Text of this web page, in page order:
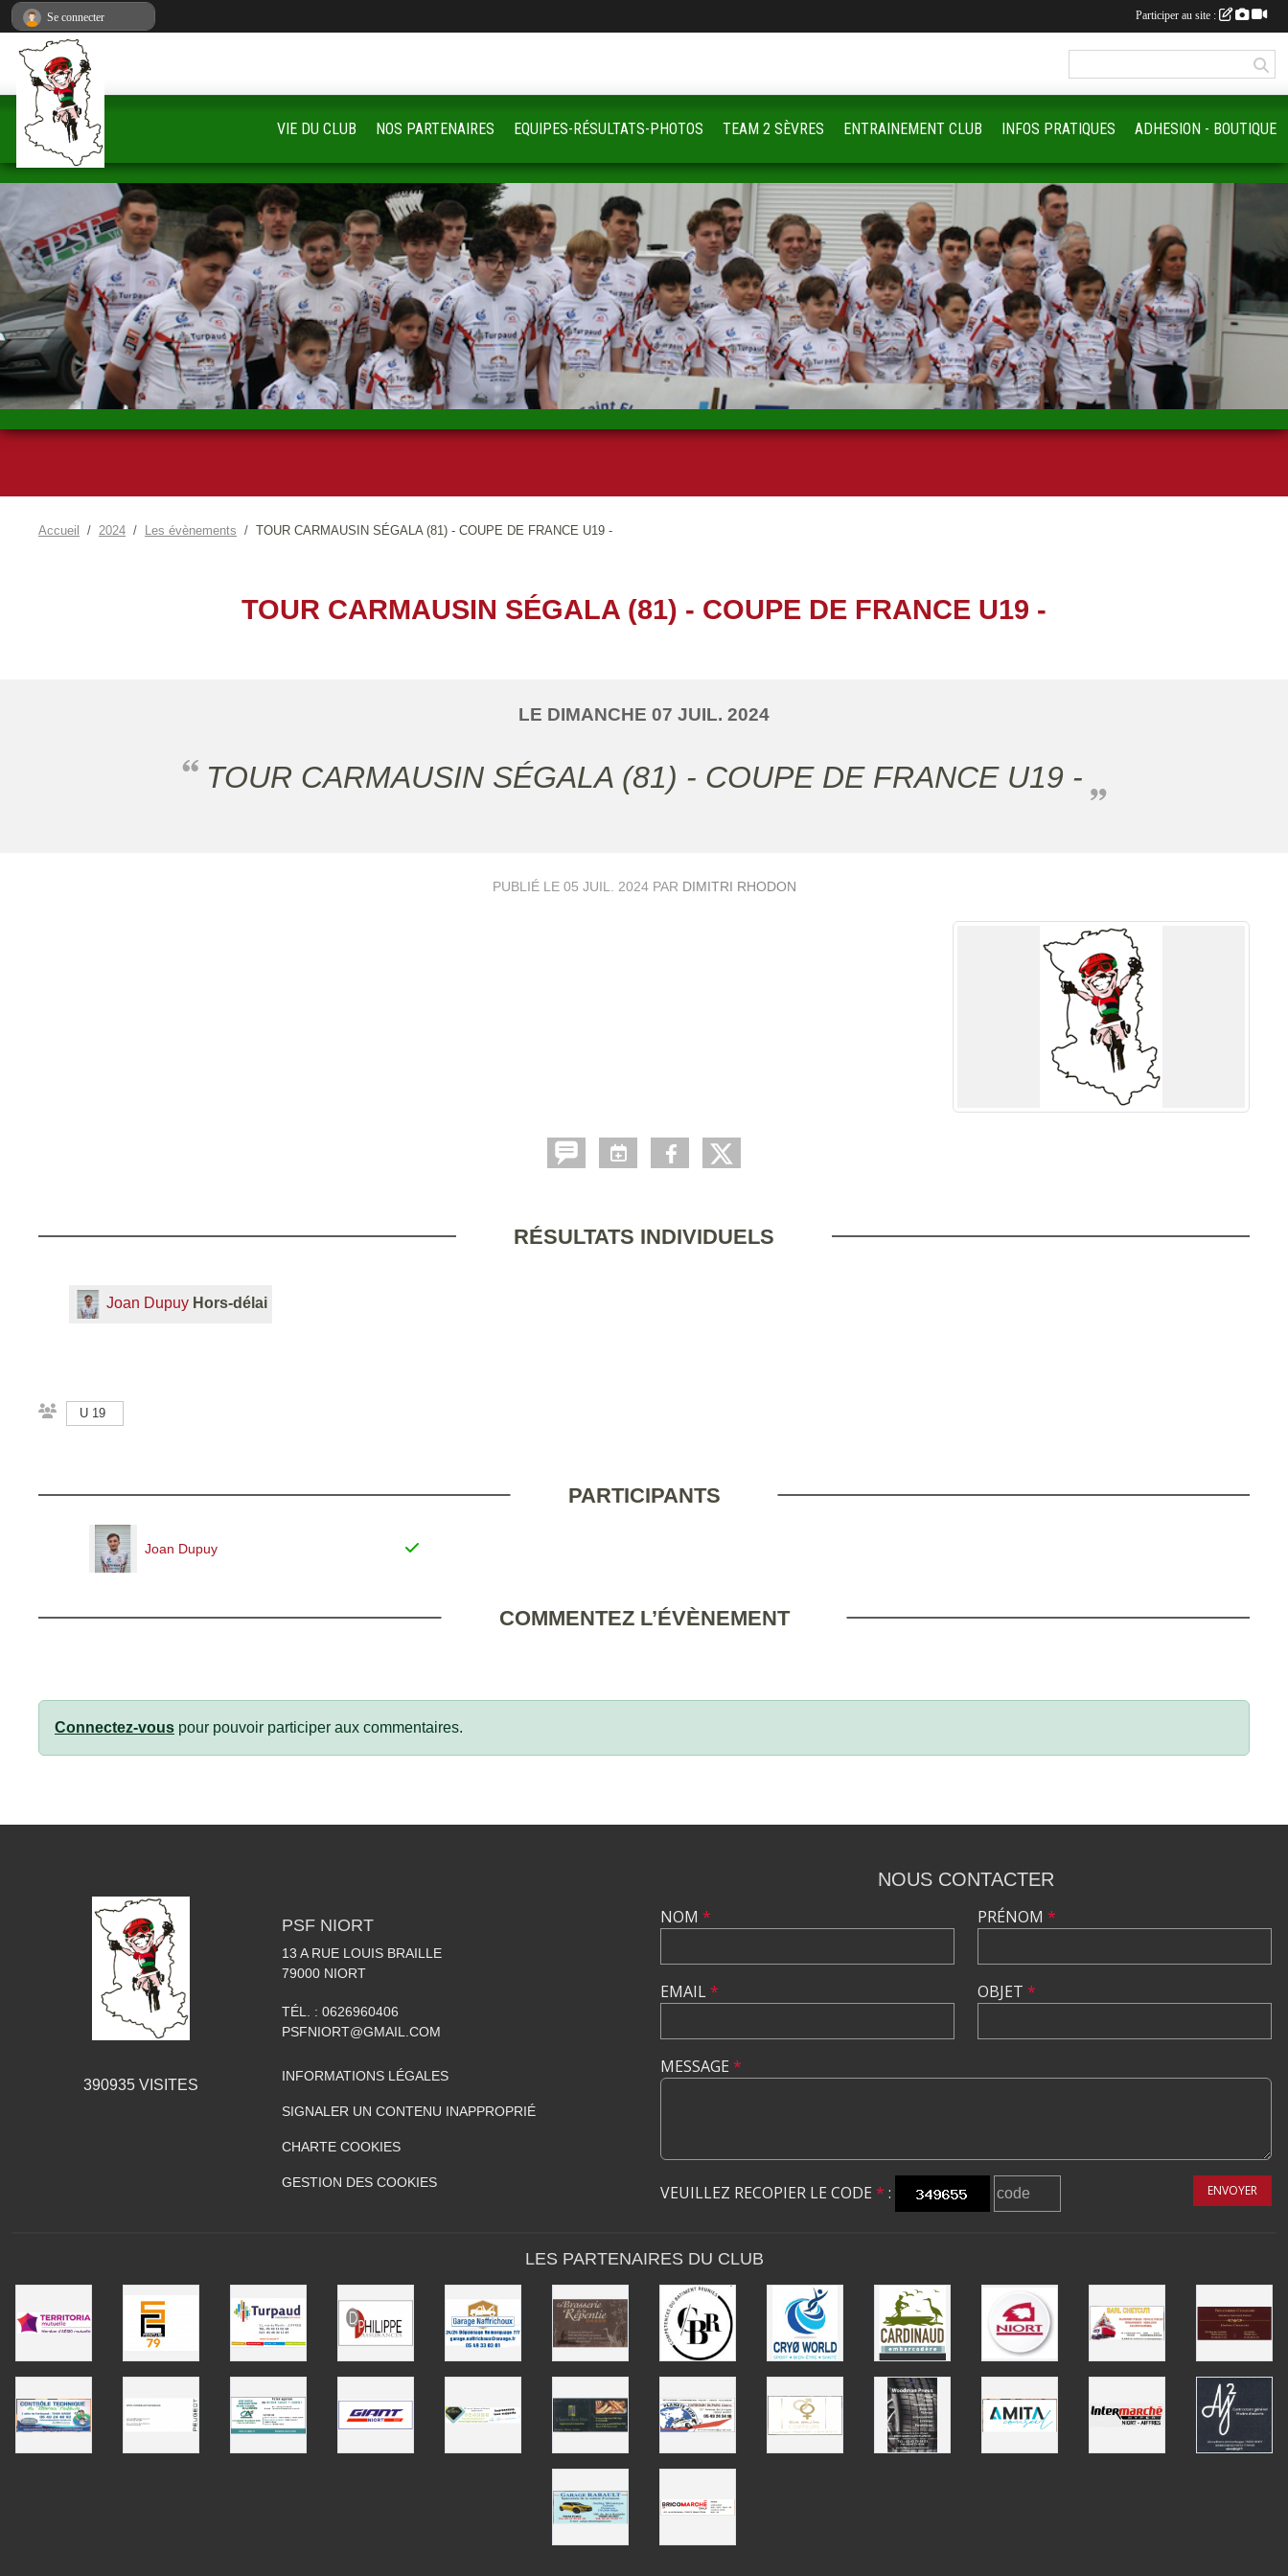
Accueil 2024 Les évènements TOUR CARMAUSIN SÉGALA (81) - COUPE DE FRANCE U19 -
TOUR CARMAUSIN SÉGALA (81) - COUPE DE FRANCE U19 -
LE DIMANCHE 07 JUIL. 2024
TOUR CARMAUSIN SÉGALA (81) - COUPE DE FRANCE U19 -
PUBLIÉ LE 05 JUIL. 2024PAR DIMITRI RHODON
RÉSULTATS INDIVIDUELS
Joan Dupuy Hors-délai
U 19
PARTICIPANTS
Joan Dupuy
COMMENTEZ L’ÉVÈNEMENT
Connectez-vous pour pouvoir participer aux commentaires.
VIE DU CLUB NOS PARTENAIRES EQUIPES-RÉSULTATS-PHOTOS TEAM 2 SÈVRES ENTRAINEMENT CLUB INFOS PRATIQUES ADHESION - BOUTIQUE
390935 VISITES
PSF NIORT
13 A RUE LOUIS BRAILLE
79000 NIORT
TÉL. : 0626960406
PSFNIORT@GMAIL.COM
INFORMATIONS LÉGALES
SIGNALER UN CONTENU INAPPROPRIÉ
CHARTE COOKIES
GESTION DES COOKIES
NOUS CONTACTER
NOM *
EMAIL*
PRÉNOM *
OBJET *
MESSAGE *
VEUILLEZ RECOPIER LE CODE * : ENVOYER
LES PARTENAIRES DU CLUB
Se connecter Participer au site :
Panneau de gestion des cookies